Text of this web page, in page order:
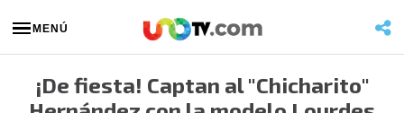
MENÚ
¡De fiesta! Captan al "Chicharito"